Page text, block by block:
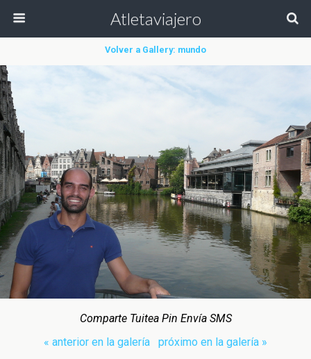
Atletaviajero
Volver a Gallery: mundo
Comparte Tuitea Pin Envía SMS
« anterior en la galería
próximo en la galería »